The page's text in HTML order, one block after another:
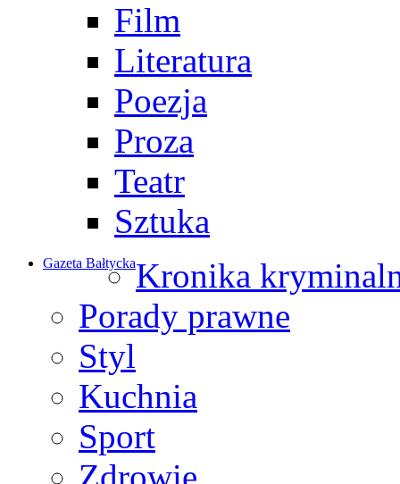
Film
Literatura
Poezja
Proza
Teatr
Sztuka
Gazeta BałtyckaKronika
Porady prawne
Styl
Kuchnia
Sport